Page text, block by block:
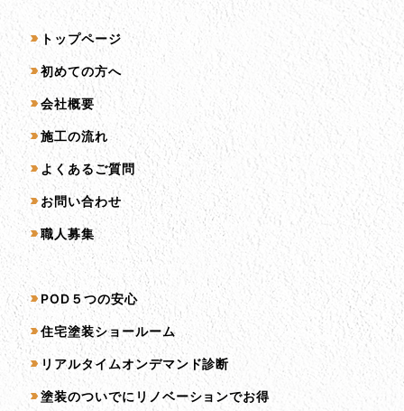
サイトマップ
トップページ
初めての方へ
会社概要
施工の流れ
よくあるご質問
お問い合わせ
職人募集
サービス一覧
POD５つの安心
住宅塗装ショールーム
リアルタイムオンデマンド診断
塗装のついでにリノベーションでお得